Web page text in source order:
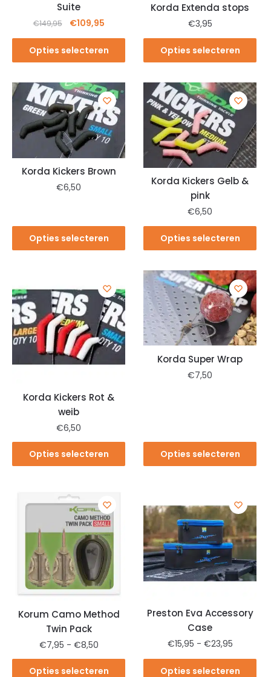
Suite
€149,95 €109,95
Opties selecteren
Korda Extenda stops
€3,95
Opties selecteren
Korda Kickers Brown
€6,50
Opties selecteren
Korda Kickers Gelb &
pink
€6,50
Opties selecteren
Korda Kickers Rot &
weib
€6,50
Opties selecteren
Korda Super Wrap
€7,50
Opties selecteren
Korum Camo Method
Twin Pack
€7,95 - €8,50
Opties selecteren
Preston Eva Accessory
Case
€15,95 - €23,95
Opties selecteren